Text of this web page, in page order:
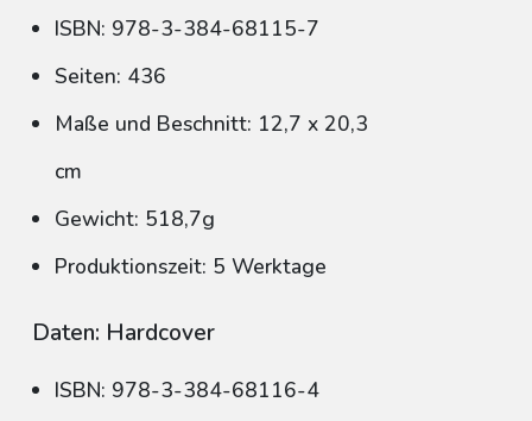
ISBN: 978-3-384-68115-7
Seiten: 436
Maße und Beschnitt: 12,7 x 20,3
cm
Gewicht: 518,7g
Produktionszeit: 5 Werktage
Daten: Hardcover
ISBN: 978-3-384-68116-4